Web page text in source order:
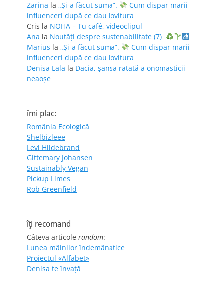
Zarina la „Și-a făcut suma”.
Cum dispar marii
influenceri după ce dau lovitura
Cris la NOHA – Tu café, videoclipul
Ana la Noutăți despre sustenabilitate (7)
Marius la „Și-a făcut suma”.
Cum dispar marii
influenceri după ce dau lovitura
Denisa Lala la Dacia, șansa ratată a onomasticii
neaoșe
îmi plac:
România Ecologică
Shelbizleee
Levi Hildebrand
Gittemary Johansen
Sustainably Vegan
Pickup Limes
Rob Greenfield
îţi recomand
Câteva articole random:
Lunea mâinilor îndemânatice
Proiectul «Alfabet»
Denisa te învaţă